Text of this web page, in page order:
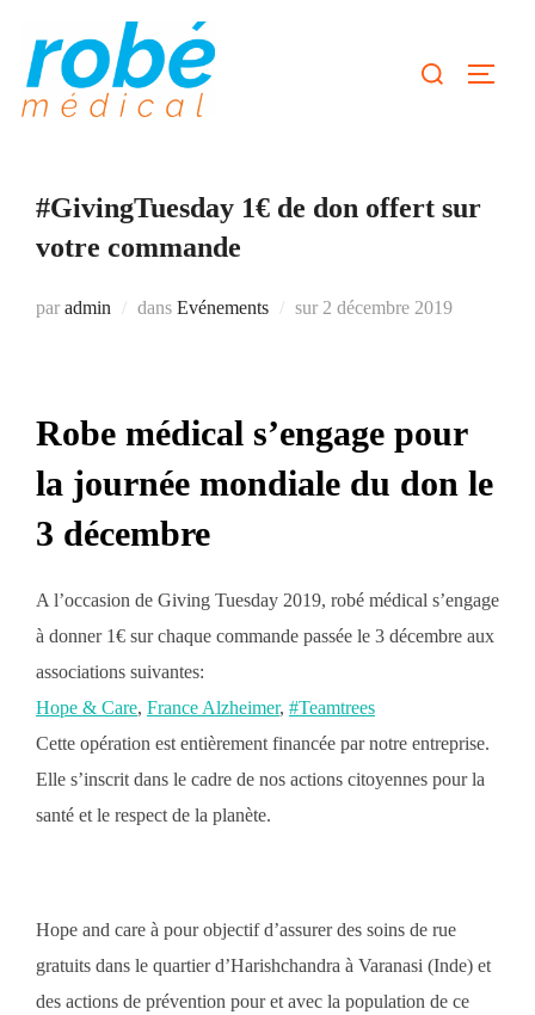
contenu
Rechercher :
#GivingTuesday 1€ de don offert sur
votre commande
par admin dans Evénements sur Publié
2 décembre 2019
Robe médical s’engage pour
la journée mondiale du don le
3 décembre
A l’occasion de Giving Tuesday 2019, robé médical s’engage
à donner 1€ sur chaque commande passée le 3 décembre aux
associations suivantes:
Hope & Care, France Alzheimer, #Teamtrees
Cette opération est entièrement financée par notre entreprise.
Elle s’inscrit dans le cadre de nos actions citoyennes pour la
santé et le respect de la planète.
Hope and care à pour objectif d’assurer des soins de rue
gratuits dans le quartier d’Harishchandra à Varanasi (Inde) et
des actions de prévention pour et avec la population de ce